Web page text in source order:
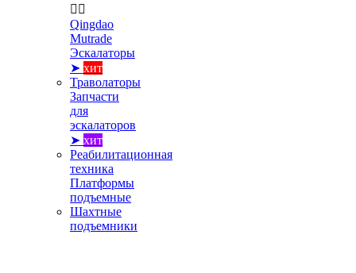
 
Qingdao
Mutrade
Эскалаторы
➤ хит
Траволаторы
Запчасти
для
эскалаторов
➤ хит
Реабилитационная
техника
Платформы
подъемные
Шахтные
подъемники